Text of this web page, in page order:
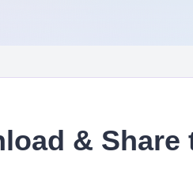
& Share